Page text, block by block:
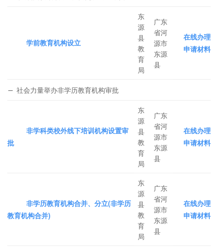
学前教育机构设立
东
源
县
教
育
局
广东
省河
源市
东源
县
在线办理
申请材料
社会力量举办非学历教育机构审批
非学科类校外线下培训机构设置审
批
东
源
县
教
育
局
广东
省河
源市
东源
县
在线办理
申请材料
非学历教育机构合并、分立(非学历
教育机构合并)
东
源
县
教
育
局
广东
省河
源市
东源
县
在线办理
申请材料